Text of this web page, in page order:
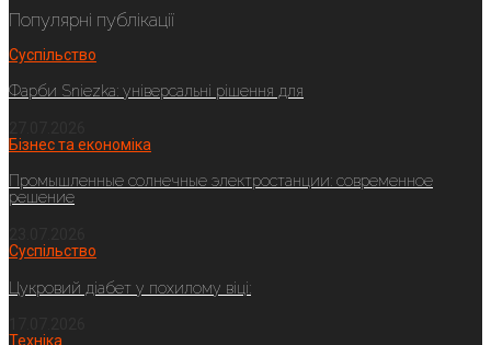
Популярні публікації
Суспільство
Фарби Sniezka: універсальні рішення для
Бізнес та економіка
Промышленные солнечные электростанции: современное
решение
Суспільство
Цукровий діабет у похилому віці:
Техніка